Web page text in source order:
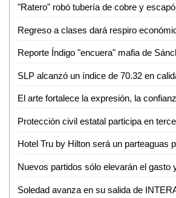
"Ratero" robó tubería de cobre y escapó